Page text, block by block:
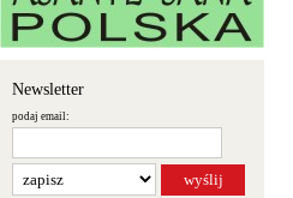
Newsletter
podaj email: